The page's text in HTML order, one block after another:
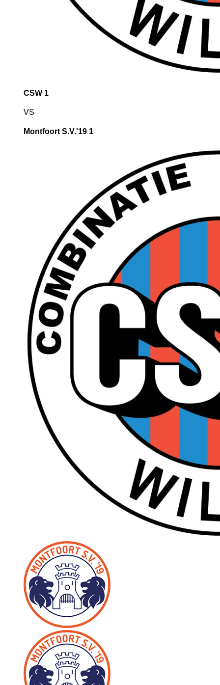
CSW 1
VS
Montfoort S.V.'19 1